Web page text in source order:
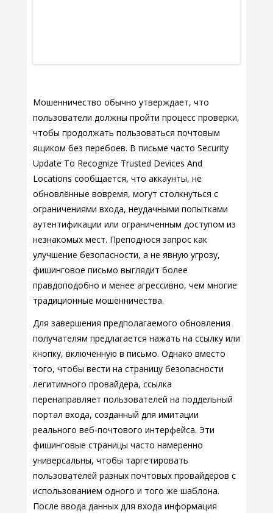
Мошенничество обычно утверждает, что
пользователи должны пройти процесс проверки,
чтобы продолжать пользоваться почтовым
ящиком без перебоев. В письме часто Security
Update To Recognize Trusted Devices And
Locations сообщается, что аккаунты, не
обновлённые вовремя, могут столкнуться с
ограничениями входа, неудачными попытками
аутентификации или ограниченным доступом из
незнакомых мест. Преподнося запрос как
улучшение безопасности, а не явную угрозу,
фишинговое письмо выглядит более
правдоподобно и менее агрессивно, чем многие
традиционные мошенничества.
Для завершения предполагаемого обновления
получателям предлагается нажать на ссылку или
кнопку, включённую в письмо. Однако вместо
того, чтобы вести на страницу безопасности
легитимного провайдера, ссылка
перенаправляет пользователей на поддельный
портал входа, созданный для имитации
реального веб-почтового интерфейса. Эти
фишинговые страницы часто намеренно
универсальны, чтобы таргетировать
пользователей разных почтовых провайдеров с
использованием одного и того же шаблона.
После ввода данных для входа информация